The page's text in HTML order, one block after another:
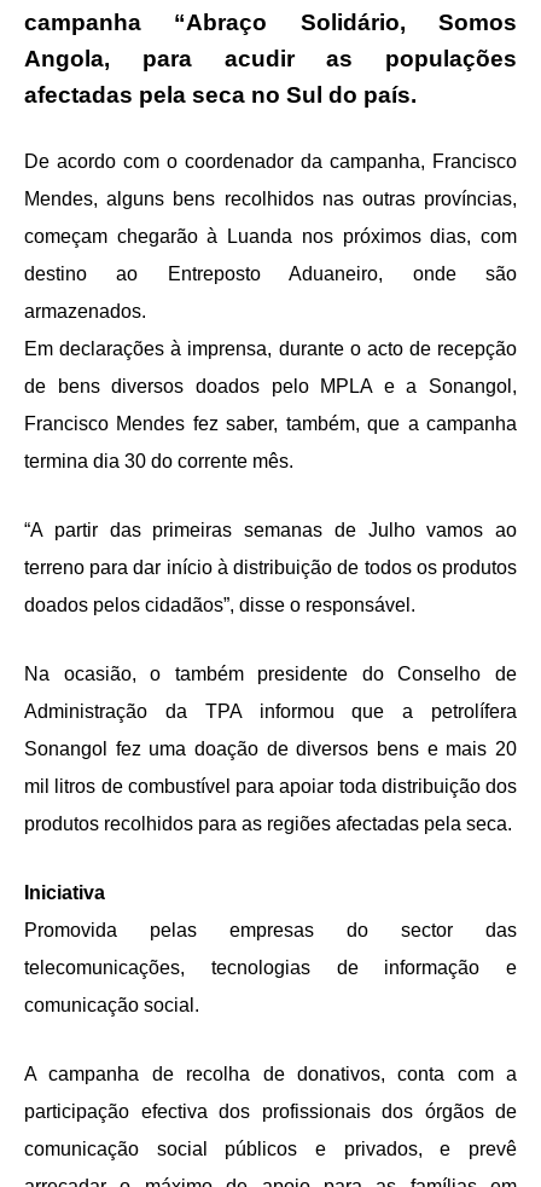
campanha “Abraço Solidário, Somos
Angola, para acudir as populações
afectadas pela seca no Sul do país.
De acordo com o coordenador da campanha, Francisco
Mendes, alguns bens recolhidos nas outras províncias,
começam chegarão à Luanda nos próximos dias, com
destino ao Entreposto Aduaneiro, onde são
armazenados.
Em declarações à imprensa, durante o acto de recepção
de bens diversos doados pelo MPLA e a Sonangol,
Francisco Mendes fez saber, também, que a campanha
termina dia 30 do corrente mês.
“A partir das primeiras semanas de Julho vamos ao
terreno para dar início à distribuição de todos os produtos
doados pelos cidadãos”, disse o responsável.
Na ocasião, o também presidente do Conselho de
Administração da TPA informou que a petrolífera
Sonangol fez uma doação de diversos bens e mais 20
mil litros de combustível para apoiar toda distribuição dos
produtos recolhidos para as regiões afectadas pela seca.
Iniciativa
Promovida pelas empresas do sector das
telecomunicações, tecnologias de informação e
comunicação social.
A campanha de recolha de donativos, conta com a
participação efectiva dos profissionais dos órgãos de
comunicação social públicos e privados, e prevê